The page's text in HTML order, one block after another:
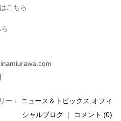
こちら
ー： ニュース＆トピックス オフィ
シャルブログ ｜ コメント (0)